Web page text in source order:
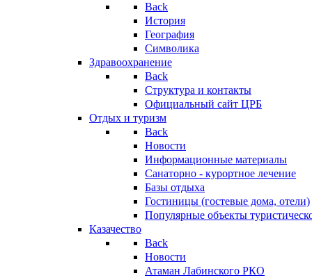
Back
История
География
Символика
Здравоохранение
Back
Структура и контакты
Официальный сайт ЦРБ
Отдых и туризм
Back
Новости
Информационные материалы
Санаторно - курортное лечение
Базы отдыха
Гостиницы (гостевые дома, отели)
Популярные объекты
Казачество
Back
Новости
Атаман Лабинского РКО